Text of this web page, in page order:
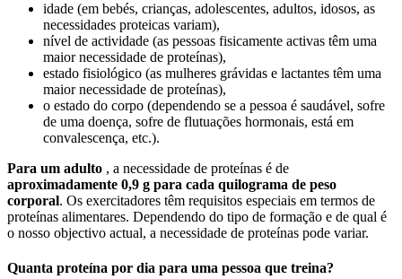
idade (em bebés, crianças, adolescentes, adultos, idosos, as
necessidades proteicas variam),
nível de actividade (as pessoas fisicamente activas têm uma
maior necessidade de proteínas),
estado fisiológico (as mulheres grávidas e lactantes têm uma
maior necessidade de proteínas),
o estado do corpo (dependendo se a pessoa é saudável, sofre
de uma doença, sofre de flutuações hormonais, está em
convalescença, etc.).
Para um adulto , a necessidade de proteínas é de
aproximadamente 0,9 g para cada quilograma de peso
corporal. Os exercitadores têm requisitos especiais em termos de
proteínas alimentares. Dependendo do tipo de formação e de qual é
o nosso objectivo actual, a necessidade de proteínas pode variar.
Quanta proteína por dia para uma pessoa que treina?